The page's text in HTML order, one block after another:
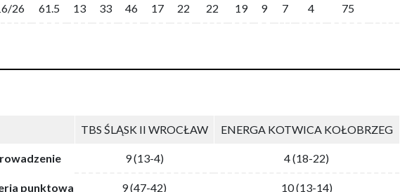
26 61.5 13 33 46 17 22 22 19 9 7 4 75
TBS ŚLĄSK II WROCŁAW ENERGA KOTWICA KOŁOBRZEG
9 (13-4) 4 (18-22)
punktowa 9 (47-42) 10 (13-14)